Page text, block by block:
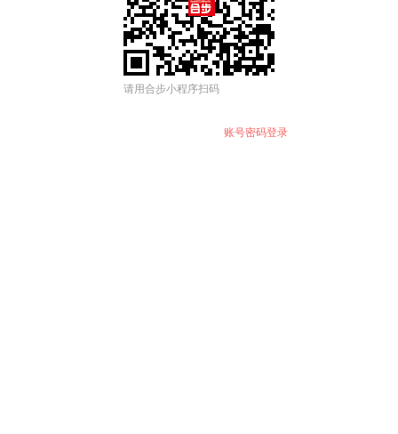
请用合步小程序扫码
账号密码登录